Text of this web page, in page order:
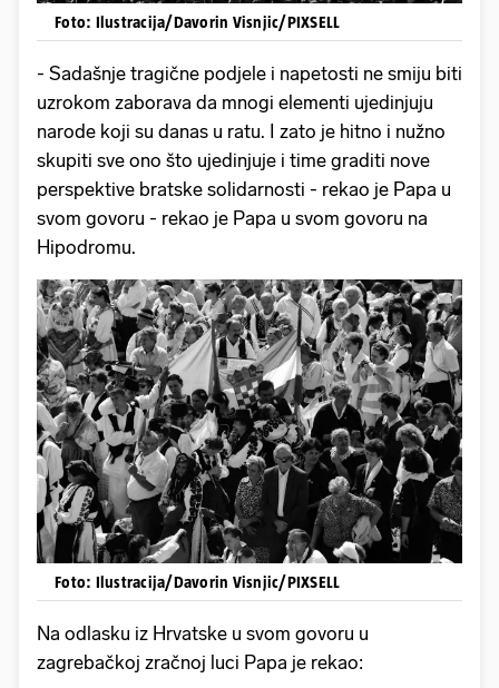
Foto: Ilustracija/Davorin Visnjic/PIXSELL
- Sadašnje tragične podjele i napetosti ne smiju biti
uzrokom zaborava da mnogi elementi ujedinjuju
narode koji su danas u ratu. I zato je hitno i nužno
skupiti sve ono što ujedinjuje i time graditi nove
perspektive bratske solidarnosti - rekao je Papa u
svom govoru - rekao je Papa u svom govoru na
Hipodromu.
Foto: Ilustracija/Davorin Visnjic/PIXSELL
Na odlasku iz Hrvatske u svom govoru u
zagrebačkoj zračnoj luci Papa je rekao: